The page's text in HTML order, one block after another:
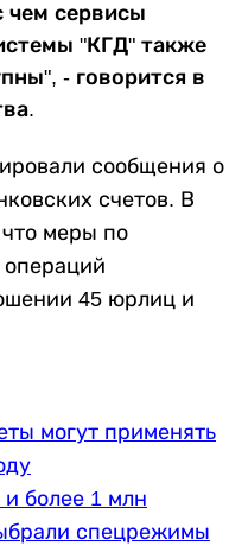
чем сервисы
"КГД" также
- говорится в
сообщения о
счетов. В
меры по
45 юрлиц и
могут применять
более 1 млн
спецрежимы